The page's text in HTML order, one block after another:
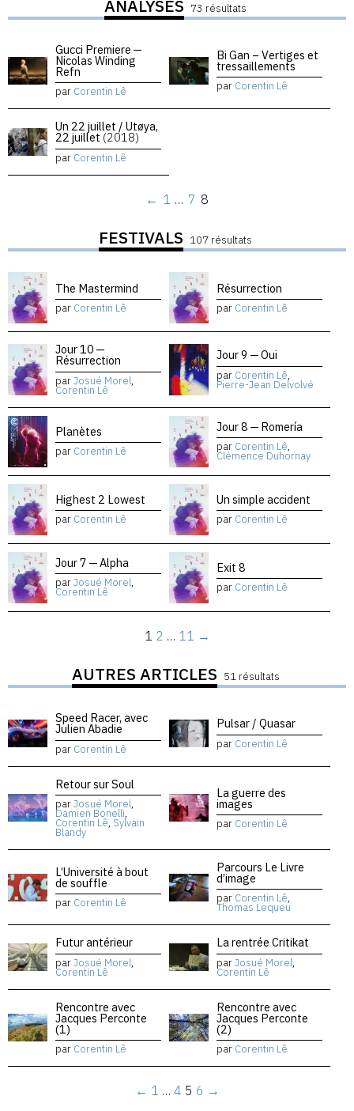
ANALYSES 73 résultats
Gucci Premiere —
Nicolas Winding
Refn
par Corentin Lê
Bi Gan – Vertiges et
tressaillements
par Corentin Lê
Un 22 juillet / Utøya,
22 juillet (2018)
par Corentin Lê
← 1 … 7 8
FESTIVALS 107 résultats
The Mastermind
par Corentin Lê
Résurrection
par Corentin Lê
Jour 10 —
Résurrection
parJosué Morel,
Corentin Lê
Jour 9 — Oui
par Corentin Lê,
Pierre-Jean Delvolvé
Planètes
par Corentin Lê
Jour 8 — Romería
par Corentin Lê,
Clémence Duhornay
Highest 2 Lowest
par Corentin Lê
Un simple accident
par Corentin Lê
Jour 7 — Alpha
parJosué Morel,
Corentin Lê
Exit 8
par Corentin Lê
1 2 … 11 →
AUTRES ARTICLES 51 résultats
Speed Racer, avec
Julien Abadie
par Corentin Lê
Pulsar / Quasar
par Corentin Lê
Retour sur Soul
parJosué Morel,
Damien Bonelli,
Corentin Lê, Sylvain
Blandy
La guerre des
images
par Corentin Lê
L’Université à bout
de souffle
par Corentin Lê
Parcours Le Livre
d’image
par Corentin Lê,
Thomas Lequeu
Futur antérieur
parJosué Morel,
Corentin Lê
La rentrée Critikat
parJosué Morel,
Corentin Lê
Rencontre avec
Jacques Perconte
(1)
par Corentin Lê
Rencontre avec
Jacques Perconte
(2)
par Corentin Lê
← 1 … 4 5 6 →